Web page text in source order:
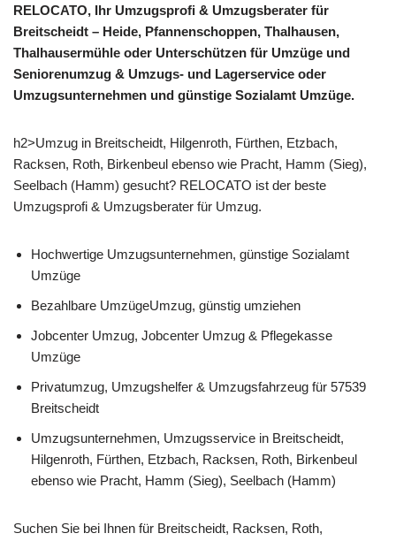
RELOCATO, Ihr Umzugsprofi & Umzugsberater für
Breitscheidt – Heide, Pfannenschoppen, Thalhausen,
Thalhausermühle oder Unterschützen für Umzüge und
Seniorenumzug & Umzugs- und Lagerservice oder
Umzugsunternehmen und günstige Sozialamt Umzüge.
h2>Umzug in Breitscheidt, Hilgenroth, Fürthen, Etzbach,
Racksen, Roth, Birkenbeul ebenso wie Pracht, Hamm (Sieg),
Seelbach (Hamm) gesucht? RELOCATO ist der beste
Umzugsprofi & Umzugsberater für Umzug.
Hochwertige Umzugsunternehmen, günstige Sozialamt
Umzüge
Bezahlbare UmzügeUmzug, günstig umziehen
Jobcenter Umzug, Jobcenter Umzug & Pflegekasse
Umzüge
Privatumzug, Umzugshelfer & Umzugsfahrzeug für 57539
Breitscheidt
Umzugsunternehmen, Umzugsservice in Breitscheidt,
Hilgenroth, Fürthen, Etzbach, Racksen, Roth, Birkenbeul
ebenso wie Pracht, Hamm (Sieg), Seelbach (Hamm)
Suchen Sie bei Ihnen für Breitscheidt, Racksen, Roth,